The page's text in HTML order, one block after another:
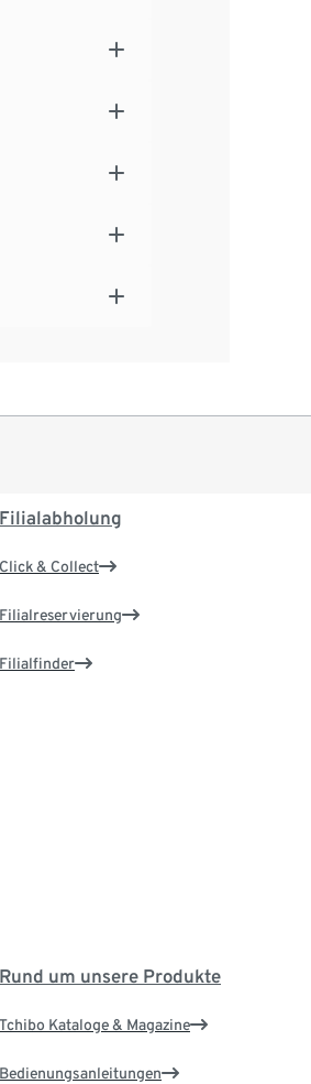
Filialabholung
Click & Collect
Filialreservierung
Filialfinder
Rund um unsere Produkte
Tchibo Kataloge & Magazine
Bedienungsanleitungen